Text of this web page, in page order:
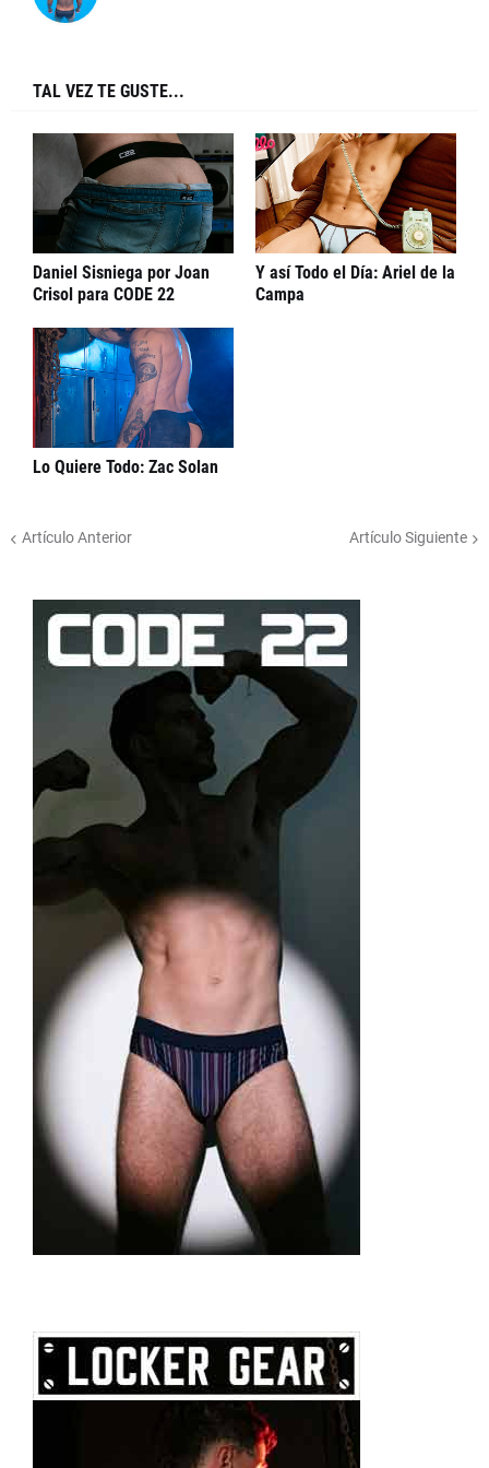
TAL VEZ TE GUSTE...
Daniel Sisniega por Joan
Crisol para CODE 22
Y así Todo el Día: Ariel de la
Campa
Lo Quiere Todo: Zac Solan
Artículo Anterior Artículo Siguiente